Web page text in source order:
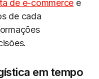
de e-commerce e
de cada
em tempo